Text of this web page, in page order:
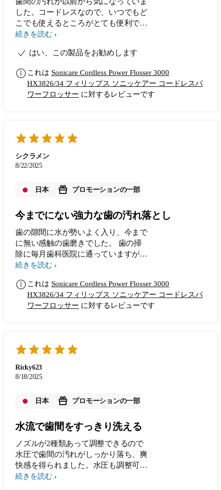
した。コードレスなので、いつでもど
こでも使えるところがとても便利で
す。 X型水流の力強さにびっくり！し
間で汚れをしっかり落としてくれるの
ーンモードとディープクリーンモード
があり、選べるのも気に入りました。
歯間の移動ガイドがあり、初心者でも
いと思いました。電動歯ブラシと一緒
に使用していますが、ケアで歯の健康
を保っていきたいです。
続きを読む
はい、この製品をお勧めします
これは Sonicare Cordless Power Flosser 3000
HX3826/34 フィリップス ソニッケアー コードレスパ
ワーフロッサー に対するレビューです
シクラメン
8/22/2025
日本 プロモーションの一部
今までにない強力な歯の汚れ落とし
歯の隙間に水が勢いよく入り、今まで
に無い感触の歯磨きでした。 歯の掃
除に毎月歯科医院に通っていますが、
その時のスッキリ感が同じように味わ
べかすも 水と一緒に洗い出され歯垢
も落としてくれたように思いました。
続きを読む
これは Sonicare Cordless Power Flosser 3000
HX3826/34 フィリップス ソニッケアー コードレスパ
ワーフロッサー に対するレビューです
Ricky623
8/18/2025
日本 プロモーションの一部
水流で歯間をすっきり洗える
ノズルが2種類あって調整できるので
水圧で歯間の汚れがしっかり落ち、爽
快感を得られました。水圧も調整可能
で、不快感や痛みを感じることなく使
続きを読む